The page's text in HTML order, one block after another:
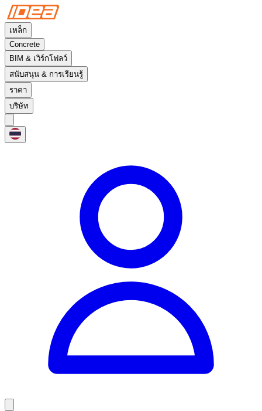
เหล็ก
Concrete
BIM & เวิร์กโฟลว์
สนับสนุน & การเรียนรู้
ราคา
บริษัท